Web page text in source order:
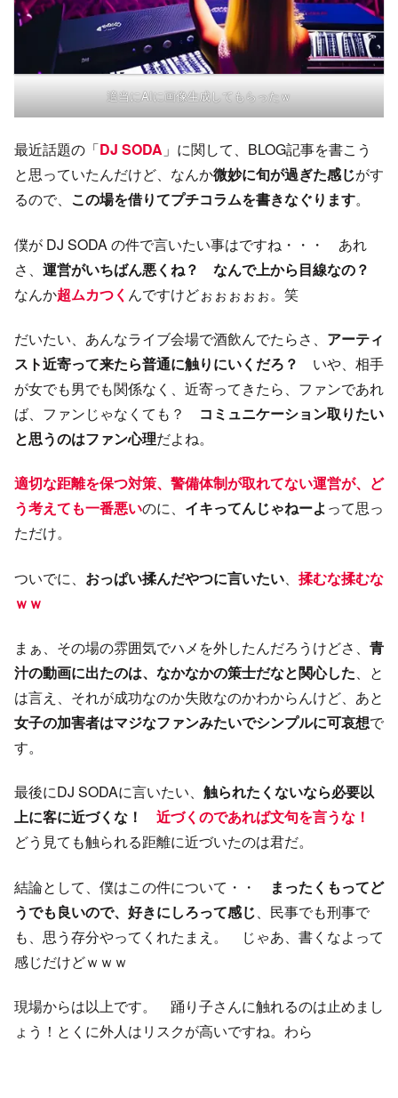
適当にAIに画像生成してもらったｗ
最近話題の「DJ SODA 」に関して、BLOG記事を書こう
と思っていたんだけど、なんか微妙に旬が過ぎた感じがす
るので、 この場を借りてプチコラムを書きなぐります。
僕が DJ SODA の件で言いたい事はですね・・・ あれ
さ、 運営がいちばん悪くね？
なんで上から目線なの？
なんか超ムカつく んですけどぉぉぉぉぉ。笑
だいたい、あんなライブ会場で酒飲んでたらさ、 アーティ
スト近寄って来たら普通に触りにいくだろ？
いや、相手
が女でも男でも関係なく、近寄ってきたら、ファンであれ
ば、ファンじゃなくても？ コミュニケーション取りたい
と思うのはファン心理だよね。
適切な距離を保つ対策、警備体制が取れてない運営が、ど
う考えても一番悪いのに、 イキってんじゃねーよって思っ
ただけ。
ついでに、 おっぱい揉んだやつに言いたい、 揉むな揉むな
ｗｗ
まぁ、その場の雰囲気でハメを外したんだろうけどさ、 青
汁の動画に出たのは、なかなかの策士だなと関心した、と
は言え、それが成功なのか失敗なのかわからんけど、あと
女子の加害者はマジなファンみたいでシンプルに可哀想で
す。
最後にDJ SODAに言いたい、 触られたくないなら必要以
上に客に近づくな！
近づくのであれば文句を言うな！
どう見ても触られる距離に近づいたのは君だ。
結論として、僕はこの件について・・
まったくもってど
うでも良いので、好きにしろって感じ、民事でも刑事で
も、思う存分やってくれたまえ。 じゃあ、書くなよって
感じだけどｗｗｗ
現場からは以上です。 踊り子さんに触れるのは止めまし
ょう！とくに外人はリスクが高いですね。わら